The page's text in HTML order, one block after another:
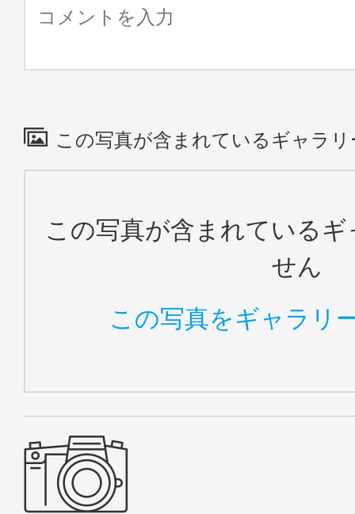
この写真が含まれているギャラリ
この写真が含まれている
せん
この写真をギャラリ